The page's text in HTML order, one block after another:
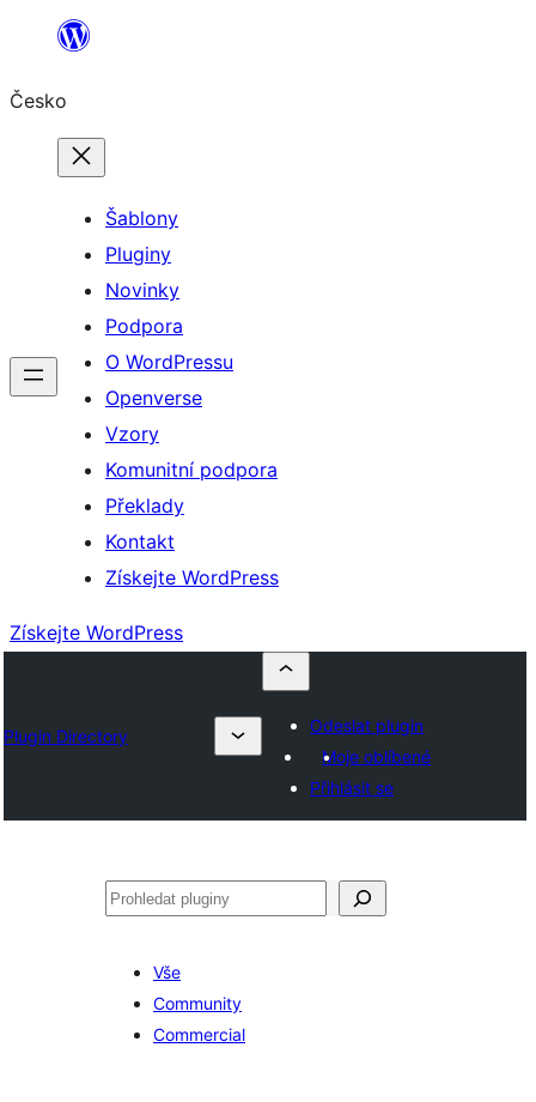
Přeskočit
obsah
Česko
Šablony
Pluginy
Novinky
Podpora
O WordPressu
Openverse
Vzory
Komunitní podpora
Překlady
Kontakt
Získejte WordPress
Získejte WordPress
Plugin Directory
Odeslat plugin
Moje oblíbené
Přihlásit se
Hledat
Vše
Community
Commercial